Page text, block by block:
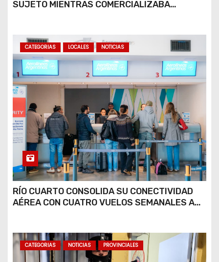
SUJETO MIENTRAS COMERCIALIZABA
CATEGORIAS LOCALES NOTICIAS
RÍO CUARTO CONSOLIDA SU CONECTIVIDAD
AÉREA CON CUATRO VUELOS SEMANALES A
CATEGORIAS NOTICIAS PROVINCIALES